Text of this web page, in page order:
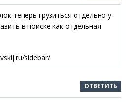
теперь грузиться отдельно у
в поиске как отдельная
sidebar/
ОТВЕТИТЬ